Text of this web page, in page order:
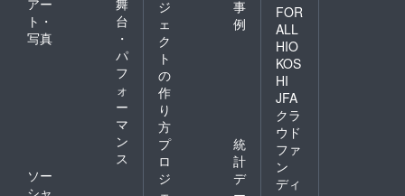
アー
ト・
写真
舞
台
・
パ
フ
ォ
ー
マ
ン
ス
ソー
ジ
ェ
ク
ト
の
作
り
方
事
例
プ
ロ
ジ
統
計
デ
FOR
ALL
HIO
KOS
HI
JFA
クラ
ウド
ファ
ン
ディ